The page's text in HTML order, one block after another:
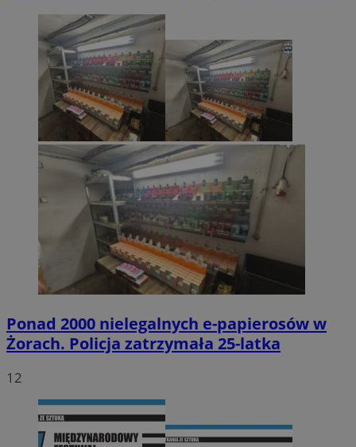
Ponad 2000 nielegalnych e-papierosów w
Żorach. Policja zatrzymała 25-latka
12